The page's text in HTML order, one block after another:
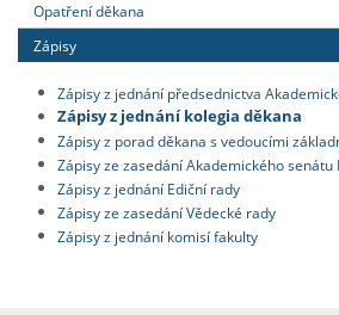
Opatření děkana
Zápisy
Zápisy z jednání předsednictva
Zápisy z jednání kolegia děkana
Zápisy z porad děkana s vedoucími
Zápisy ze zasedání Akademického senátu
Zápisy z jednání Ediční rady
Zápisy ze zasedání Vědecké rady
Zápisy z jednání komisí fakulty